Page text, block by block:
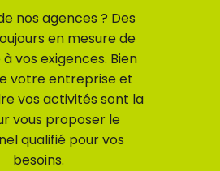
nos agences ? Des
en mesure de
vos exigences. Bien
votre entreprise et
vos activités sont la
vous proposer le
qualifié pour vos
besoins.